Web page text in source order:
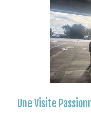
Une Visite